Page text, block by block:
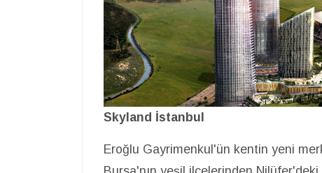
Skyland İstanbul
Eroğlu Gayrimenkul'ün kentin yeni